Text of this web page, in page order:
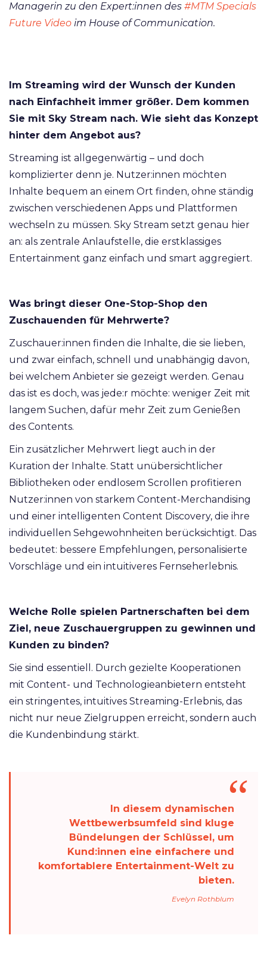
Managerin zu den Expert:innen des #MTM Specials
Future Video im House of Communication.
Im Streaming wird der Wunsch der Kunden
nach Einfachheit immer größer. Dem kommen
Sie mit Sky Stream nach. Wie sieht das Konzept
hinter dem Angebot aus?
Streaming ist allgegenwärtig – und doch
komplizierter denn je. Nutzer:innen möchten
Inhalte bequem an einem Ort finden, ohne ständig
zwischen verschiedenen Apps und Plattformen
wechseln zu müssen. Sky Stream setzt genau hier
an: als zentrale Anlaufstelle, die erstklassiges
Entertainment ganz einfach und smart aggregiert.
Was bringt dieser One-Stop-Shop den
Zuschauenden für Mehrwerte?
Zuschauer:innen finden die Inhalte, die sie lieben,
und zwar einfach, schnell und unabhängig davon,
bei welchem Anbieter sie gezeigt werden. Genau
das ist es doch, was jede:r möchte: weniger Zeit mit
langem Suchen, dafür mehr Zeit zum Genießen
des Contents.
Ein zusätzlicher Mehrwert liegt auch in der
Kuration der Inhalte. Statt unübersichtlicher
Bibliotheken oder endlosem Scrollen profitieren
Nutzer:innen von starkem Content-Merchandising
und einer intelligenten Content Discovery, die ihre
individuellen Sehgewohnheiten berücksichtigt. Das
bedeutet: bessere Empfehlungen, personalisierte
Vorschläge und ein intuitiveres Fernseherlebnis.
Welche Rolle spielen Partnerschaften bei dem
Ziel, neue Zuschauergruppen zu gewinnen und
Kunden zu binden?
Sie sind essentiell. Durch gezielte Kooperationen
mit Content- und Technologieanbietern entsteht
ein stringentes, intuitives Streaming-Erlebnis, das
nicht nur neue Zielgruppen erreicht, sondern auch
die Kundenbindung stärkt.
In diesem dynamischen
Wettbewerbsumfeld sind kluge
Bündelungen der Schlüssel, um
Kund:innen eine einfachere und
komfortablere Entertainment-Welt zu
bieten.
Evelyn Rothblum